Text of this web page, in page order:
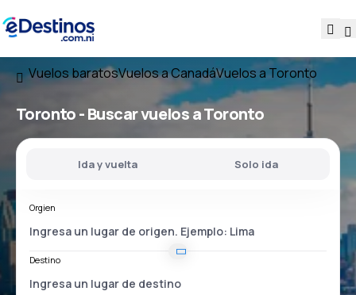
Vuelos baratosVuelos a CanadáVuelos a Toronto
Toronto - Buscar vuelos a Toronto
Ida y vuelta Solo ida
Orgien
Destino